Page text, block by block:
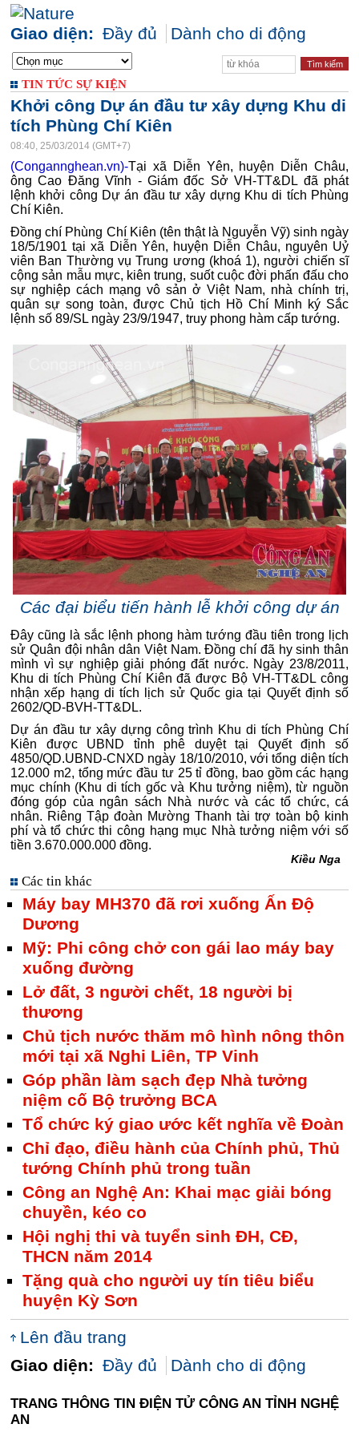
Giao diện: Đầy đủ Dành cho di động
TIN TỨC SỰ KIỆN
Khởi công Dự án đầu tư xây dựng Khu di
tích Phùng Chí Kiên
08:40, 25/03/2014 (GMT+7)
(Congannghean.vn)-Tại xã Diễn Yên, huyện Diễn Châu,
ông Cao Đăng Vĩnh - Giám đốc Sở VH-TT&DL đã phát
lệnh khởi công Dự án đầu tư xây dựng Khu di tích Phùng
Chí Kiên.
Đồng chí Phùng Chí Kiên (tên thật là Nguyễn Vỹ) sinh ngày
18/5/1901 tại xã Diễn Yên, huyện Diễn Châu, nguyên Uỷ
viên Ban Thường vụ Trung ương (khoá 1), người chiến sĩ
cộng sản mẫu mực, kiên trung, suốt cuộc đời phấn đấu cho
sự nghiệp cách mạng vô sản ở Việt Nam, nhà chính trị,
quân sự song toàn, được Chủ tịch Hồ Chí Minh ký Sắc
lệnh số 89/SL ngày 23/9/1947, truy phong hàm cấp tướng.
Các đại biểu tiến hành lễ khởi công dự án
Đây cũng là sắc lệnh phong hàm tướng đầu tiên trong lịch
sử Quân đội nhân dân Việt Nam. Đồng chí đã hy sinh thân
mình vì sự nghiệp giải phóng đất nước. Ngày 23/8/2011,
Khu di tích Phùng Chí Kiên đã được Bộ VH-TT&DL công
nhận xếp hạng di tích lịch sử Quốc gia tại Quyết định số
2602/QD-BVH-TT&DL.
Dự án đầu tư xây dựng công trình Khu di tích Phùng Chí
Kiên được UBND tỉnh phê duyệt tại Quyết định số
4850/QD.UBND-CNXD ngày 18/10/2010, với tổng diện tích
12.000 m2, tổng mức đầu tư 25 tỉ đồng, bao gồm các hạng
mục chính (Khu di tích gốc và Khu tưởng niệm), từ nguồn
đóng góp của ngân sách Nhà nước và các tổ chức, cá
nhân. Riêng Tập đoàn Mường Thanh tài trợ toàn bộ kinh
phí và tổ chức thi công hạng mục Nhà tưởng niệm với số
tiền 3.670.000.000 đồng.
Kiều Nga
Các tin khác
Máy bay MH370 đã rơi xuống Ấn Độ
Dương
Mỹ: Phi công chở con gái lao máy bay
xuống đường
Lở đất, 3 người chết, 18 người bị
thương
Chủ tịch nước thăm mô hình nông thôn
mới tại xã Nghi Liên, TP Vinh
Góp phần làm sạch đẹp Nhà tưởng
niệm cố Bộ trưởng BCA
Tổ chức ký giao ước kết nghĩa về Đoàn
Chỉ đạo, điều hành của Chính phủ, Thủ
tướng Chính phủ trong tuần
Công an Nghệ An: Khai mạc giải bóng
chuyền, kéo co
Hội nghị thi và tuyển sinh ĐH, CĐ,
THCN năm 2014
Tặng quà cho người uy tín tiêu biểu
huyện Kỳ Sơn
Lên đầu trang
Giao diện: Đầy đủ Dành cho di động
TRANG THÔNG TIN ĐIỆN TỬ CÔNG AN TỈNH NGHỆ
AN